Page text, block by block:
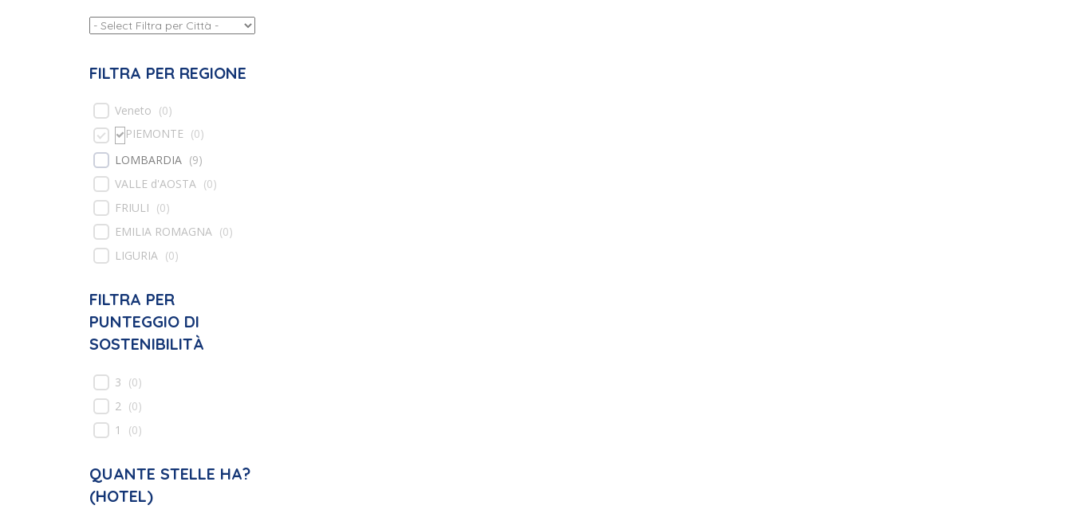
FILTRA PER REGIONE
Veneto (0)
PIEMONTE (0)
LOMBARDIA (9)
VALLE d'AOSTA (0)
FRIULI (0)
EMILIA ROMAGNA (0)
LIGURIA (0)
FILTRA PER
PUNTEGGIO DI
SOSTENIBILITÀ
3 (0)
2 (0)
1
(0)
QUANTE STELLE HA?
(HOTEL)